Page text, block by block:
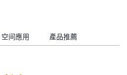
空间應用 產品推薦